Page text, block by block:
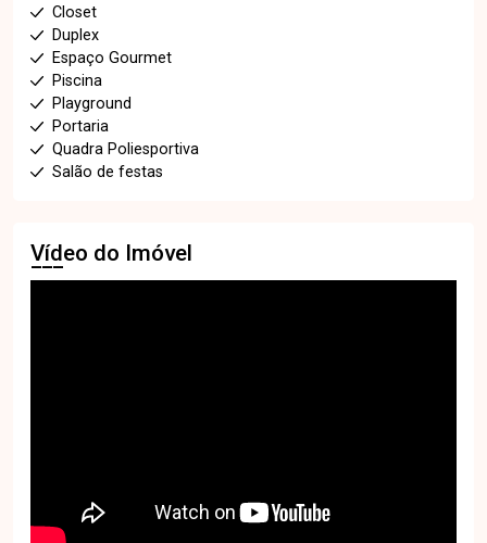
Closet
Duplex
Espaço Gourmet
Piscina
Playground
Portaria
Quadra Poliesportiva
Salão de festas
Vídeo do Imóvel